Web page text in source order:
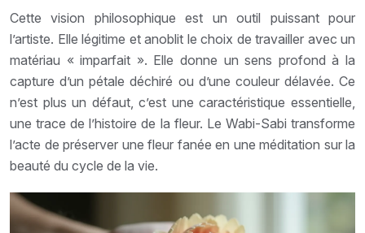
Cette vision philosophique est un outil puissant pour
l’artiste. Elle légitime et anoblit le choix de travailler avec un
matériau « imparfait ». Elle donne un sens profond à la
capture d’un pétale déchiré ou d’une couleur délavée. Ce
n’est plus un défaut, c’est une caractéristique essentielle,
une trace de l’histoire de la fleur. Le Wabi-Sabi transforme
l’acte de préserver une fleur fanée en une méditation sur la
beauté du cycle de la vie.